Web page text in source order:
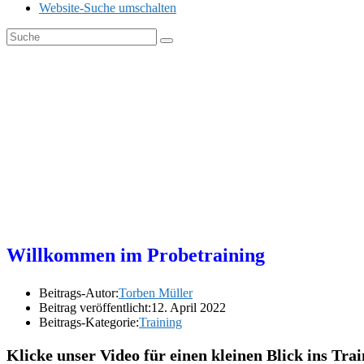
Website-Suche umschalten
Willkommen im Probetraining
Beitrags-Autor:Torben Müller
Beitrag veröffentlicht:12. April 2022
Beitrags-Kategorie:Training
Klicke unser Video für einen kleinen Blick ins